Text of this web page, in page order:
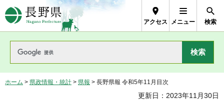
長野県Nagano Prefecture
アクセス メニュー 検索
ホーム > 県政情報・統計 > 県報 > 長野県報 令和5年11月目次
更新日：2023年11月30日